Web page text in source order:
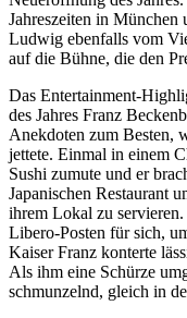
Jahreszeiten in München
Ludwig ebenfalls vom
auf die Bühne, die den
Das Entertainment-
des Jahres Franz
Anekdoten zum Besten,
jettete. Einmal in einem
Sushi zumute und er
Japanischen Restaurant
ihrem Lokal zu
Libero-Posten für sich,
Kaiser Franz konterte
Als ihm eine Schürze
schmunzelnd, gleich in